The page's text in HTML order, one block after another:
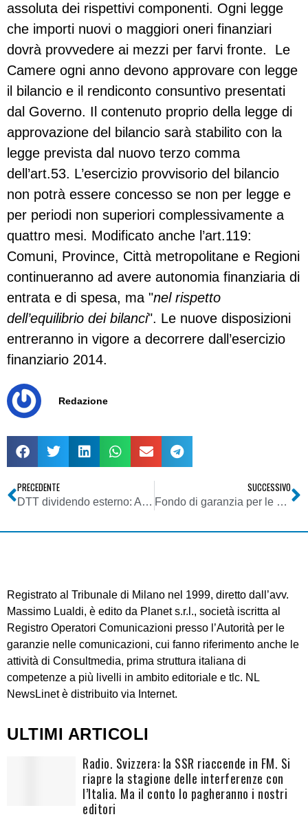
assoluta dei rispettivi componenti. Ogni legge
che importi nuovi o maggiori oneri finanziari
dovrà provvedere ai mezzi per farvi fronte. Le
Camere ogni anno devono approvare con legge
il bilancio e il rendiconto consuntivo presentati
dal Governo. Il contenuto proprio della legge di
approvazione del bilancio sarà stabilito con la
legge prevista dal nuovo terzo comma
dell’art.53. L’esercizio provvisorio del bilancio
non potrà essere concesso se non per legge e
per periodi non superiori complessivamente a
quattro mesi. Modificato anche l’art.119:
Comuni, Province, Città metropolitane e Regioni
continueranno ad avere autonomia finanziaria di
entrata e di spesa, ma "nel rispetto
dell’equilibrio dei bilanci". Le nuove disposizioni
entreranno in vigore a decorrere dall’esercizio
finanziario 2014.
Redazione
PRECEDENTE
DTT dividendo esterno: Agcom dice la sua sulla destinazione degli extra proventi dell’asta
SUCCESSIVO
Fondo di garanzia per le piccole e medie imprese: 10 milioni di euro ai ai consorzi dei confidi
Registrato al Tribunale di Milano nel 1999, diretto dall’avv.
Massimo Lualdi, è edito da Planet s.r.l., società iscritta al
Registro Operatori Comunicazioni presso l’Autorità per le
garanzie nelle comunicazioni, cui fanno riferimento anche le
attività di Consultmedia, prima struttura italiana di
competenze a più livelli in ambito editoriale e tlc. NL
NewsLinet è distribuito via Internet.
ULTIMI ARTICOLI
Radio. Svizzera: la SSR riaccende in FM. Si
riapre la stagione delle interferenze con
l’Italia. Ma il conto lo pagheranno i nostri
editori